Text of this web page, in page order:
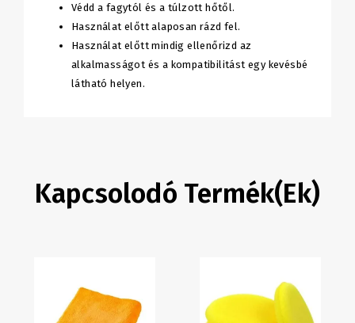
Védd a fagytól és a túlzott hőtől.
Használat előtt alaposan rázd fel.
Használat előtt mindig ellenőrizd az
alkalmasságot és a kompatibilitást egy kevésbé
látható helyen.
Kapcsolodó Termék(ek)